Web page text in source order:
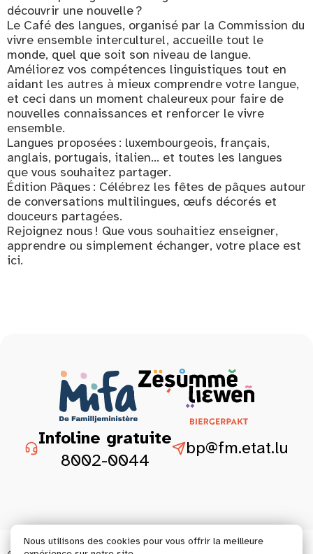
découvrir une nouvelle ?
Le Café des langues, organisé par la Commission du
vivre ensemble interculturel, accueille tout le
monde, quel que soit son niveau de langue.
Améliorez vos compétences linguistiques tout en
aidant les autres à mieux comprendre votre langue,
et ceci dans un moment chaleureux pour faire de
nouvelles connaissances et renforcer le vivre
ensemble.
Langues proposées : luxembourgeois, français,
anglais, portugais, italien… et toutes les langues
que vous souhaitez partager.
Édition Pâques : Célébrez les fêtes de pâques autour
de conversations multilingues, œufs décorés et
douceurs partagées.
Rejoignez nous ! Que vous souhaitiez enseigner,
apprendre ou simplement échanger, votre place est
ici.
Infoline gratuite
8002-0044
bp@fm.etat.lu
Nous utilisons des cookies pour vous offrir la meilleure